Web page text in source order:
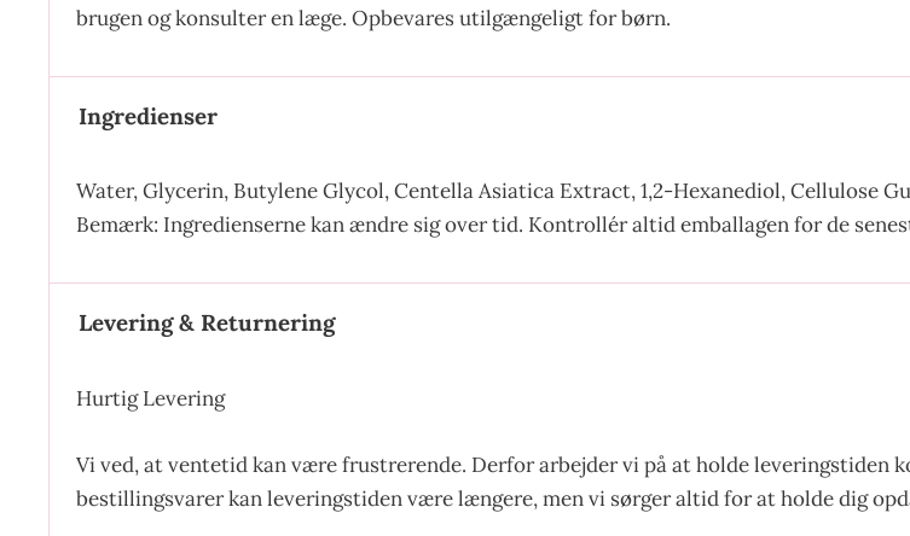
brugen og konsulter en læge. Opbevares utilgængeligt for børn.
Ingredienser
Water, Glycerin, Butylene Glycol, Centella Asiatica Extract, 1,2-Hexanediol, Cellulose
Bemærk: Ingredienserne kan ændre sig over tid. Kontrollér altid emballagen for de
Levering & Returnering
Hurtig Levering
Vi ved, at ventetid kan være frustrerende. Derfor arbejder vi på at holde leveringstiden
bestillingsvarer kan leveringstiden være længere, men vi sørger altid for at holde dig